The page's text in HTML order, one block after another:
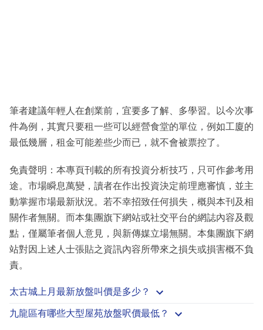
筆者建議年輕人在創業前，宜要多了解、多學習。以今次事
件為例，其實只要租一些可以經營食堂的單位，例如工廈的
最低幾層，租金可能差些少而已，就不會被票控了。
免責聲明：本專頁刊載的所有投資分析技巧，只可作參考用
途。市場瞬息萬變，讀者在作出投資決定前理應審慎，並主
動掌握市場最新狀況。若不幸招致任何損失，概與本刊及相
關作者無關。而本集團旗下網站或社交平台的網誌內容及觀
點，僅屬筆者個人意見，與新傳媒立場無關。本集團旗下網
站對因上述人士張貼之資訊內容所帶來之損失或損害概不負
責。
太古城上月最新放盤叫價是多少？
九龍區有哪些大型屋苑放盤呎價最低？